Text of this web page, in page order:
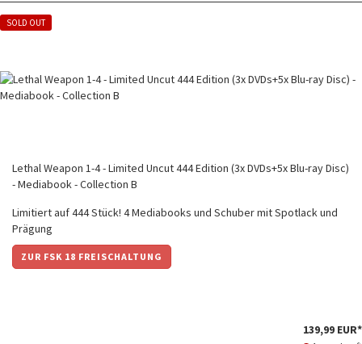
SOLD OUT
Lethal Weapon 1-4 - Limited Uncut 444 Edition (3x DVDs+5x Blu-ray Disc)
- Mediabook - Collection B
Limitiert auf 444 Stück! 4 Mediabooks und Schuber mit Spotlack und
Prägung
ZUR FSK 18 FREISCHALTUNG
139,99 EUR*